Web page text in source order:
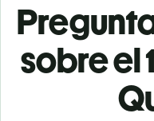
sobre